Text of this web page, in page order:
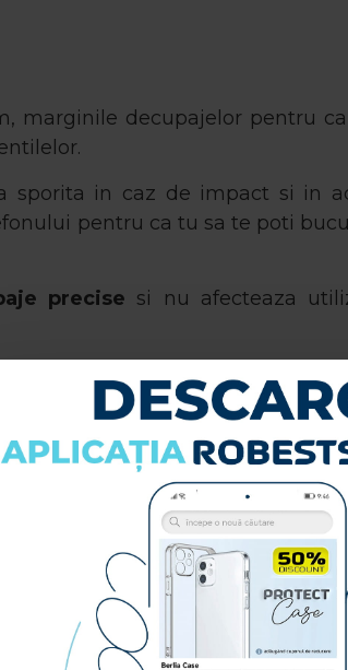
marginile decupajelor pentru
sporita in caz de impact si in
pentru ca tu sa te poti
precise si nu afecteaza
Husa spateZip Case